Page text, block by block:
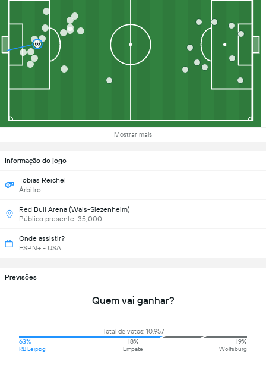
Mostrar mais
Informação do jogo
Tobias Reichel
Árbitro
Red Bull Arena (Wals-Siezenheim)
Público presente: 35,000
Onde assistir?
ESPN+ - USA
Previsões
Quem vai ganhar?
Total de votos: 10,957
63%
RB Leipzig
18%
Empate
19%
Wolfsburg